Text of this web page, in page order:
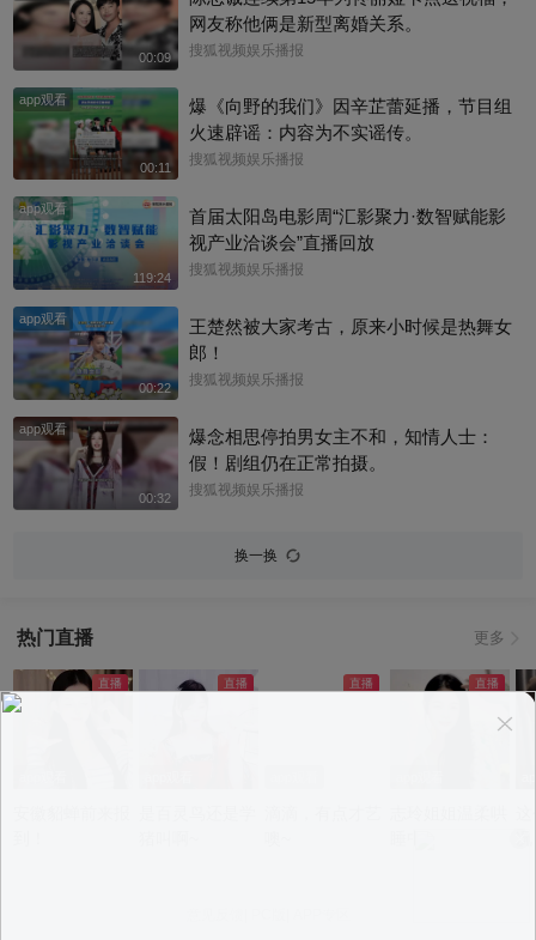
00:09
网友称他俩是新型离婚关系。
搜狐视频娱乐播报
app观看
00:11
爆《向野的我们》因辛芷蕾延播，节目组
火速辟谣：内容为不实谣传。
搜狐视频娱乐播报
app观看
119:24
首届太阳岛电影周“汇影聚力·数智赋能影
视产业洽谈会”直播回放
搜狐视频娱乐播报
app观看
00:22
王楚然被大家考古，原来小时候是热舞女
郎！
搜狐视频娱乐播报
app观看
00:32
爆念相思停拍男女主不和，知情人士：
假！剧组仍在正常拍摄。
搜狐视频娱乐播报
换一换
热门直播 更多